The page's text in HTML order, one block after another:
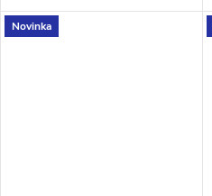
vážící pouhých 20g a
přizpůsobená pro MTL
Novinka